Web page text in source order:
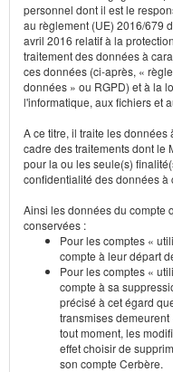
personnel dont il est le
au règlement (UE) 2016/679
avril 2016 relatif à la
traitement des données à
ces données (ci-après, «
données » ou RGPD) et à la
l'informatique, aux fichiers et
A ce titre, il traite les
cadre des traitements dont le
pour la ou les seule(s)
confidentialité des données à
Ainsi les données du compte
conservées :
Pour les comptes «
compte à leur départ
Pour les comptes «
compte à sa
précisé à cet égard
transmises demeurent
tout moment, les
effet choisir de
son compte Cerbère.